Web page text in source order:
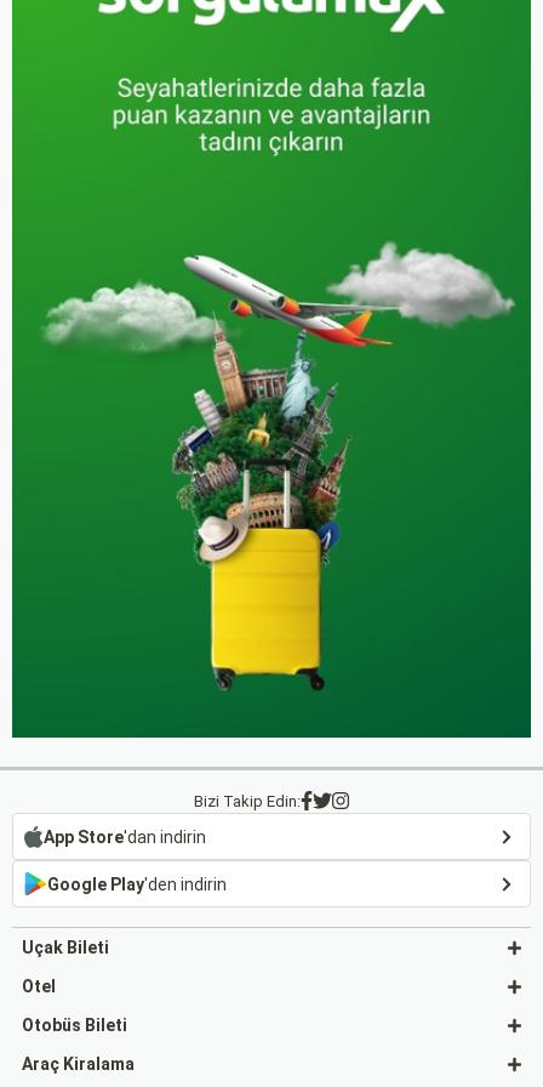
Bizi Takip Edin:
App Store'dan indirin
Google Play'den indirin
Uçak Bileti
Otel
Otobüs Bileti
Araç Kiralama